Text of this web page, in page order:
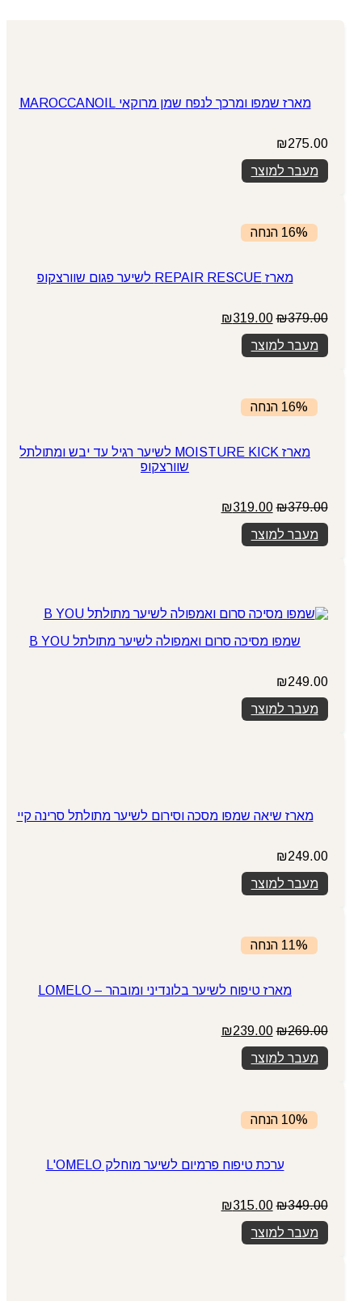
מארז שמפו ומרכך לנפח שמן מרוקאי MAROCCANOIL
₪275.00
מעבר למוצר
16% הנחה
מארז REPAIR RESCUE לשיער פגום שוורצקופ
₪379.00
המחיר
המקורי
היה:
₪379.00.
₪319.00
מעבר למוצר
16% הנחה
מארז MOISTURE KICK לשיער רגיל עד יבש ומתולתל
שוורצקופ
₪379.00
המחיר
המקורי
היה:
₪379.00.
₪319.00
מעבר למוצר
שמפו מסיכה סרום ואמפולה לשיער מתולתל B YOU
₪249.00
מעבר למוצר
מארז שיאה שמפו מסכה וסירום לשיער מתולתל סרינה קיי
₪249.00
מעבר למוצר
11% הנחה
מארז טיפוח לשיער בלונדיני ומובהר – LOMELO
₪269.00
המחיר
המקורי
היה:
₪269.00.
₪239.00
מעבר למוצר
10% הנחה
ערכת טיפוח פרמיום לשיער מוחלק L'OMELO
₪349.00
המחיר
המקורי
היה:
₪349.00.
₪315.00
מעבר למוצר